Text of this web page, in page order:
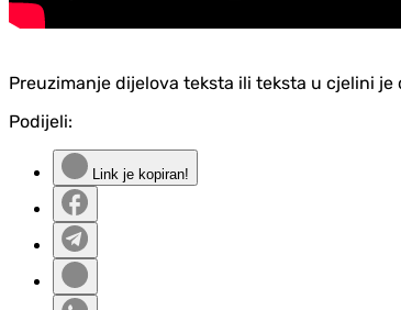
Preuzimanje dijelova teksta ili teksta u cjelini
Podijeli:
Link je kopiran!